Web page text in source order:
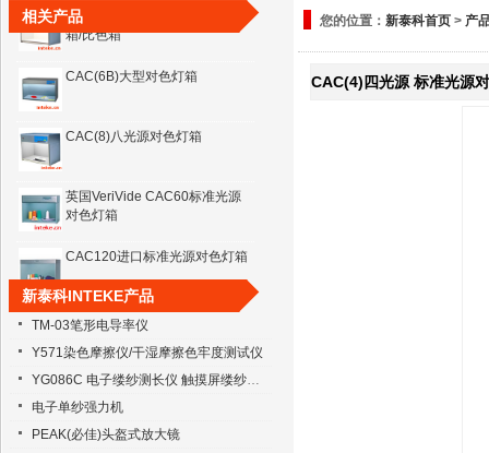
相关产品CAC(6)六光源 标准光源对色灯
箱/比色箱
CAC(6B)大型对色灯箱
CAC(8)八光源对色灯箱
英国VeriVide CAC60标准光源
对色灯箱
CAC120进口标准光源对色灯箱
新泰科INTEKE产品
TM-03笔形电导率仪
Y571染色摩擦仪/干湿摩擦色牢度测试仪
YG086C 电子缕纱测长仪 触摸屏缕纱测长仪 086测长仪
电子单纱强力机
PEAK(必佳)头盔式放大镜
您的位置： 新泰科首页 > 产
CAC(4)四光源 标准光源